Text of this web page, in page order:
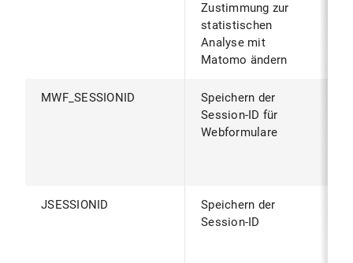
Zustimmung zur
statistischen
Analyse mit
Matomo ändern
MWF_SESSIONID
Speichern der
Session-ID für
Webformulare
JSESSIONID
Speichern der
Session-ID